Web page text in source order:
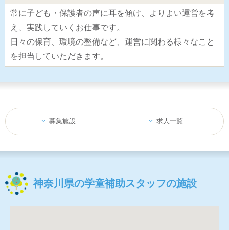
常に子ども・保護者の声に耳を傾け、よりよい運営を考
え、実践していくお仕事です。
日々の保育、環境の整備など、運営に関わる様々なこと
を担当していただきます。
募集施設 求人一覧
神奈川県の学童補助スタッフの施設